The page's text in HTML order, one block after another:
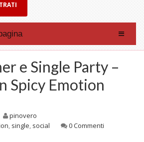
e Single Party –
Spicy Emotion
pinovero
, single, social 0 Commenti